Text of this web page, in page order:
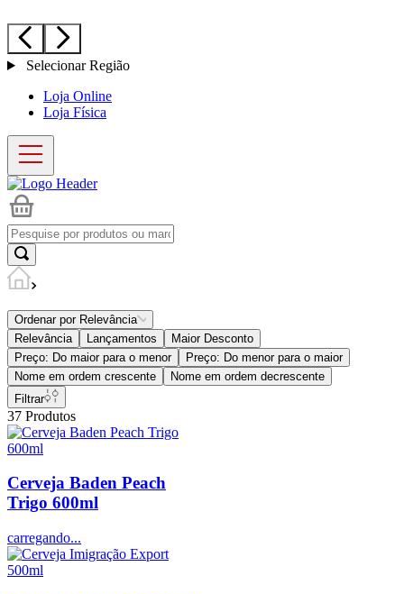
Selecionar Região
Loja Online
Loja Física
Ordenar por Relevância
Relevância
Lançamentos
Maior Desconto
Preço: Do maior para o menor
Preço: Do menor para o maior
Nome em ordem crescente
Nome em ordem decrescente
Filtrar
37 Produtos
Cerveja Baden Peach
Trigo 600ml
carregando...